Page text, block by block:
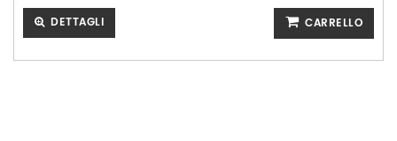
DETTAGLI CARRELLO